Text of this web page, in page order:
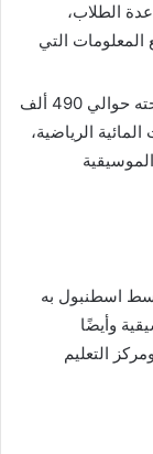
الطلاب،
المعلومات التي
يقع الحرم بالقرب من شاطيء شيلا ومساحته حوالي 490 ألف
الرياضية،
اسطنبول به
وأيضًا
التعليم